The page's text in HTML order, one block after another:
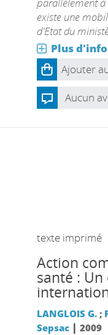
existe une
d'Etat du
Plus
Ajouter
Aucun
texte imprimé
Action
santé :
LANGLOIS G.;
Sepsac| 2009